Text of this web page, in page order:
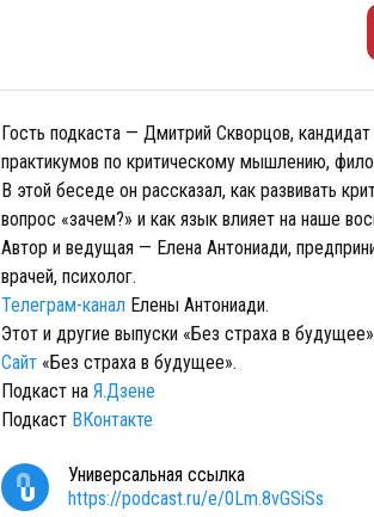
Гость подкаста — Дмитрий Скворцов,
практикумов по критическому мышлению,
В этой беседе он рассказал, как развивать
вопрос «зачем?» и как язык влияет на наше
Автор и ведущая — Елена Антониади,
врачей, психолог.
Телеграм-канал Елены Антониади.
Этот и другие выпуски «Без страха в
Сайт «Без страха в будущее».
Подкаст на Я.Дзене
Подкаст ВКонтакте
Универсальная ссылка
https://podcast.ru/e/0Lm.8vGSiSs